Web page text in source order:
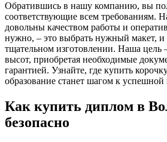
Обратившись в нашу компанию, вы
соответствующие всем требованиям.
довольны качеством работы и
нужно, – это выбрать нужный макет,
тщательном изготовлении. Наша цель
высот, приобретая необходимые
гарантией. Узнайте, где купить
образование станет шагом к успешной
Как купить диплом в
безопасно